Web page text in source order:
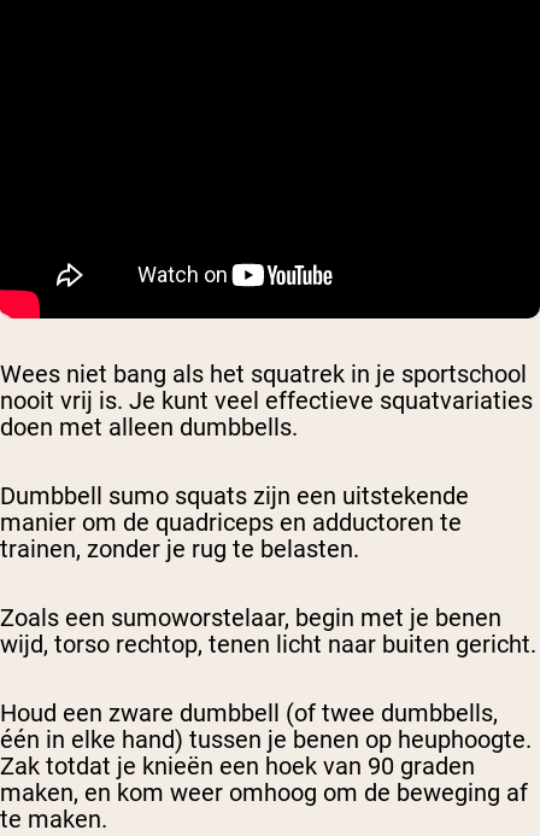
Wees niet bang als het squatrek in je sportschool
nooit vrij is. Je kunt veel effectieve squatvariaties
doen met alleen dumbbells.
Dumbbell sumo squats zijn een uitstekende
manier om de quadriceps en adductoren te
trainen, zonder je rug te belasten.
Zoals een sumoworstelaar, begin met je benen
wijd, torso rechtop, tenen licht naar buiten gericht.
Houd een zware dumbbell (of twee dumbbells,
één in elke hand) tussen je benen op heuphoogte.
Zak totdat je knieën een hoek van 90 graden
maken, en kom weer omhoog om de beweging af
te maken.